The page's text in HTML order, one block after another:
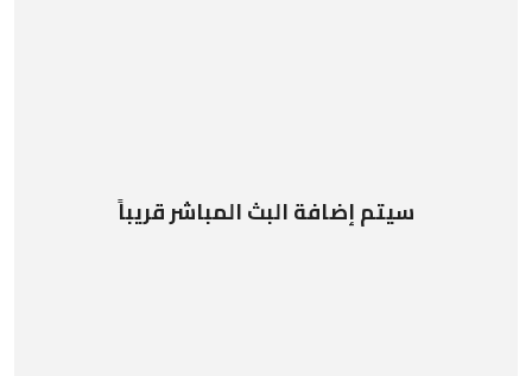
سيتم إضافة البث المباشر قريباً